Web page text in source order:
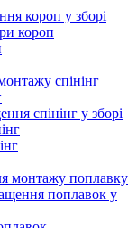
короп у зборі
короп
спінінг
спінінг у зборі
монтажу поплавку
поплавок у